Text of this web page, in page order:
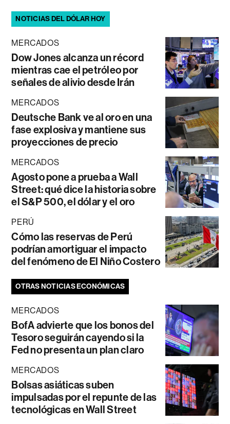
NOTICIAS DEL DÓLAR HOY
MERCADOS
Dow Jones alcanza un récord
mientras cae el petróleo por
señales de alivio desde Irán
MERCADOS
Deutsche Bank ve al oro en una
fase explosiva y mantiene sus
proyecciones de precio
MERCADOS
Agosto pone a prueba a Wall
Street: qué dice la historia sobre
el S&P 500, el dólar y el oro
PERÚ
Cómo las reservas de Perú
podrían amortiguar el impacto
del fenómeno de El Niño Costero
OTRAS NOTICIAS ECONÓMICAS
MERCADOS
BofA advierte que los bonos del
Tesoro seguirán cayendo si la
Fed no presenta un plan claro
MERCADOS
Bolsas asiáticas suben
impulsadas por el repunte de las
tecnológicas en Wall Street